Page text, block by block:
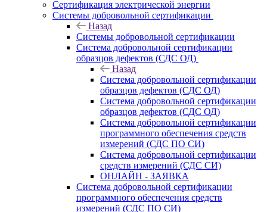
Сертификация электрической энергии
Системы добровольной сертификации
Назад
Системы добровольной сертификации
Система добровольной сертификации
образцов дефектов (СДС ОД)
Назад
Система добровольной сертификации
образцов дефектов (СДС ОД)
Система добровольной сертификации
образцов дефектов (СДС ОД)
Система добровольной сертификации
программного обеспечения средств
измерений (СДС ПО СИ)
Система добровольной сертификации
средств измерений (СДС СИ)
ОНЛАЙН - ЗАЯВКА
Система добровольной сертификации
программного обеспечения средств
измерений (СДС ПО СИ)